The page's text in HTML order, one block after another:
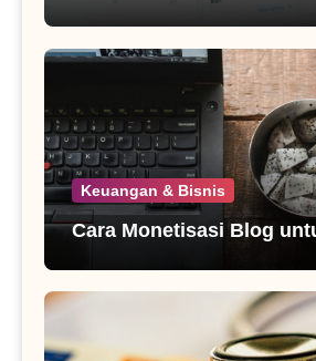
Keuangan & Bisnis
Cara Monetisasi Blog